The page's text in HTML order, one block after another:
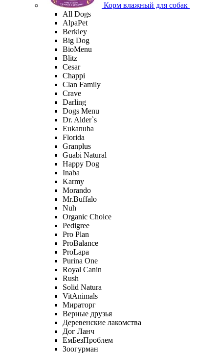
Корм влажный для собак
All Dogs
AlpaPet
Berkley
Big Dog
BioMenu
Blitz
Cesar
Chappi
Clan Family
Crave
Darling
Dogs Menu
Dr. Alder`s
Eukanuba
Florida
Granplus
Guabi Natural
Happy Dog
Inaba
Karmy
Morando
Mr.Buffalo
Nuh
Organic Сhoice
Pedigree
Pro Plan
ProBalance
ProLapa
Purina One
Royal Canin
Rush
Solid Natura
VitAnimals
Мираторг
Верные друзья
Деревенские лакомства
Дог Ланч
ЕмБезПроблем
Зоогурман